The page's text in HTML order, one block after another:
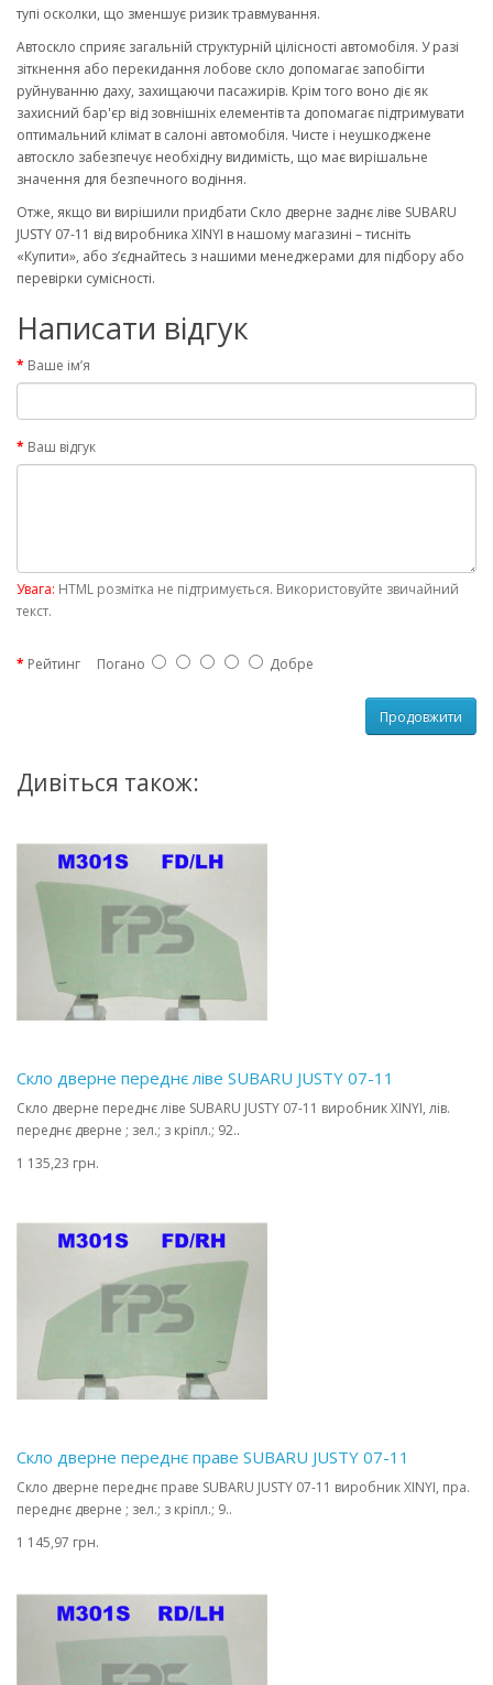
тупі осколки, що зменшує ризик травмування.
Автоскло сприяє загальній структурній цілісності автомобіля. У разі
зіткнення або перекидання лобове скло допомагає запобігти
руйнуванню даху, захищаючи пасажирів. Крім того воно діє як
захисний бар'єр від зовнішніх елементів та допомагає підтримувати
оптимальний клімат в салоні автомобіля. Чисте і неушкоджене
автоскло забезпечує необхідну видимість, що має вирішальне
значення для безпечного водіння.
Отже, якщо ви вирішили придбати Скло дверне заднє ліве SUBARU
JUSTY 07-11 від виробника XINYI в нашому магазині – тисніть
«Купити», або з’єднайтесь з нашими менеджерами для підбору або
перевірки сумісності.
Написати відгук
Ваше ім’я
Ваш відгук
Увага: HTML розмітка не підтримується. Використовуйте звичайний
текст.
Рейтинг Погано Добре
Продовжити
Дивіться також:
Скло дверне переднє ліве SUBARU JUSTY 07-11
Скло дверне переднє ліве SUBARU JUSTY 07-11 виробник XINYI, лів.
переднє дверне ; зел.; з кріпл.; 92..
1 135,23 грн.
Скло дверне переднє праве SUBARU JUSTY 07-11
Скло дверне переднє праве SUBARU JUSTY 07-11 виробник XINYI, пра.
переднє дверне ; зел.; з кріпл.; 9..
1 145,97 грн.